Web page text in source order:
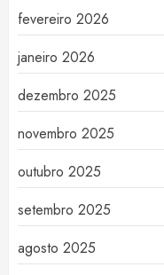
fevereiro 2026
janeiro 2026
dezembro 2025
novembro 2025
outubro 2025
setembro 2025
agosto 2025